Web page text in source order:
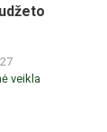
veikla